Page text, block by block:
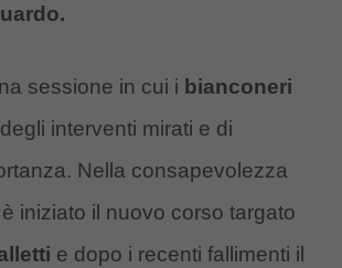
sessione in cui i bianconeri
interventi mirati e di
Nella consapevolezza
iniziato il nuovo corso targato
e dopo i recenti fallimenti il